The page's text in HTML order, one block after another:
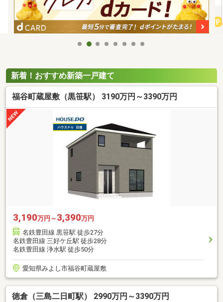
新着！おすすめ新築一戸建て
福谷町蔵屋敷（黒笹駅） 3190万円～3390万円
3,190万円～ 3,390万円
名鉄豊田線 黒笹駅 徒歩27分
名鉄豊田線 三好ケ丘駅 徒歩28分
名鉄豊田線 浄水駅 徒歩50分
愛知県みよし市福谷町蔵屋敷
徳倉（三島二日町駅） 2990万円～3390万円